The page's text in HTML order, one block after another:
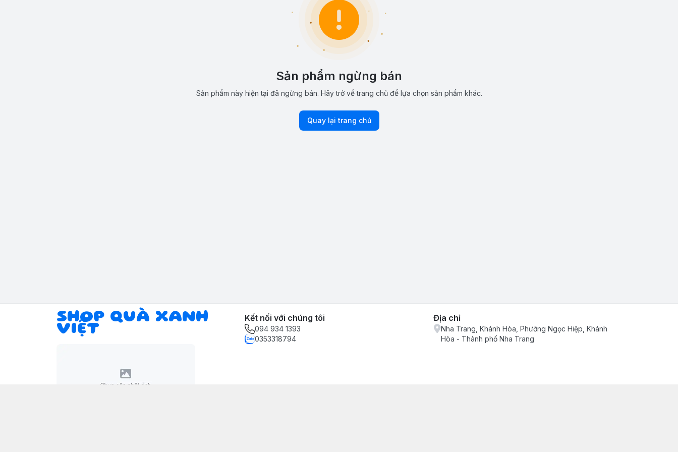
Sản phẩm ngừng bán
Sản phẩm này hiện tại đã ngừng bán. Hãy trở về trang chủ để lựa chọn sản phẩm khác.
Quay lại trang chủ
SHOP QUÀ XANH
VIỆT
Kết nối với chúng tôi
094 934 1393
0353318794
Địa chỉ
Nha Trang, Khánh Hòa, Phường Ngọc Hiệp, Khánh
Hòa - Thành phố Nha Trang